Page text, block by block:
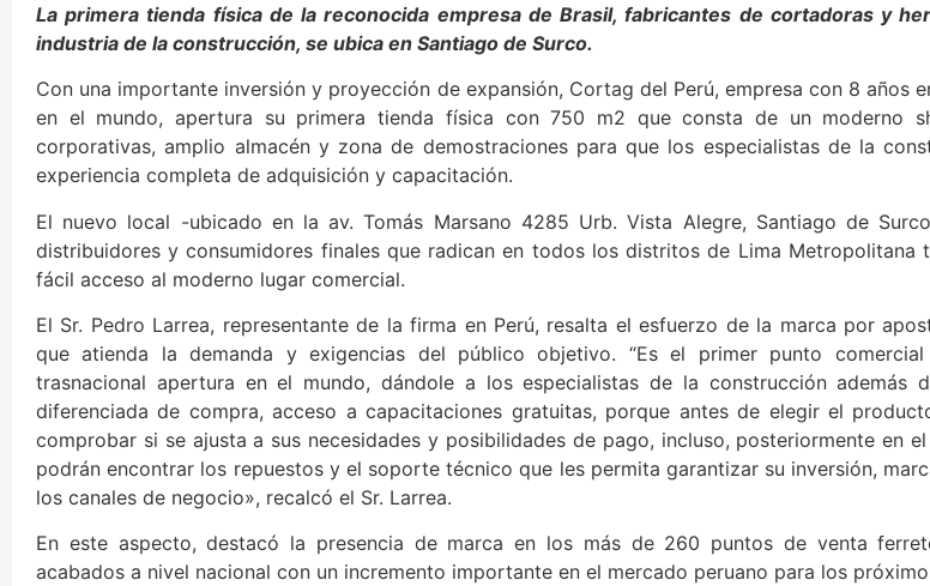
La primera tienda física de la reconocida empresa de Brasil, fabricantes de cortadoras y
industria de la construcción, se ubica en Santiago de Surco.
Con una importante inversión y proyección de expansión, Cortag del Perú, empresa con 8 años
en el mundo, apertura su primera tienda física con 750 m2 que consta de un moderno
corporativas, amplio almacén y zona de demostraciones para que los especialistas de la
experiencia completa de adquisición y capacitación.
El nuevo local -ubicado en la av. Tomás Marsano 4285 Urb. Vista Alegre, Santiago de
distribuidores y consumidores finales que radican en todos los distritos de Lima Metropolitana
fácil acceso al moderno lugar comercial.
El Sr. Pedro Larrea, representante de la firma en Perú, resalta el esfuerzo de la marca por
que atienda la demanda y exigencias del público objetivo. “Es el primer punto
trasnacional apertura en el mundo, dándole a los especialistas de la construcción además
diferenciada de compra, acceso a capacitaciones gratuitas, porque antes de elegir el
comprobar si se ajusta a sus necesidades y posibilidades de pago, incluso, posteriormente en
podrán encontrar los repuestos y el soporte técnico que les permita garantizar su inversión,
los canales de negocio», recalcó el Sr. Larrea.
En este aspecto, destacó la presencia de marca en los más de 260 puntos de venta
acabados a nivel nacional con un incremento importante en el mercado peruano para los